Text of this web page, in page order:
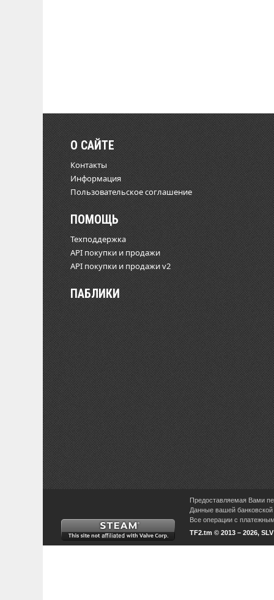
О САЙТЕ
Контакты
Информация
Пользовательское соглашение
ПОМОЩЬ
Техподдержка
API покупки и продажи
API покупки и продажи v2
ПАБЛИКИ
Предоставляемая Вами
Данные вашей
Все операции с
TF2.tm © 2013 – 2026,